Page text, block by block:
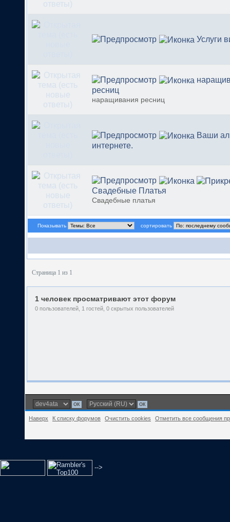
Услуги
ресниц
наращивания ресниц
Ваши
интернете.
Свадебные Платья
Свадебные платья
Показывать сортировать
Страница 1 из 1
1 человек просматривают этот форум
0 пользователей, 1 гостей, 0 скрытых пользователей
Наверх К списку форумов Очистить cookies Отметить все сообщения
-->